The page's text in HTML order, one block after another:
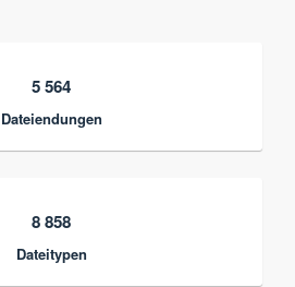
5 564
Dateiendungen
8 858
Dateitypen